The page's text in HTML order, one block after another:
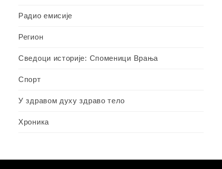
Радио емисије
Регион
Сведоци историје: Споменици Врања
Спорт
У здравом духу здраво тело
Хроника